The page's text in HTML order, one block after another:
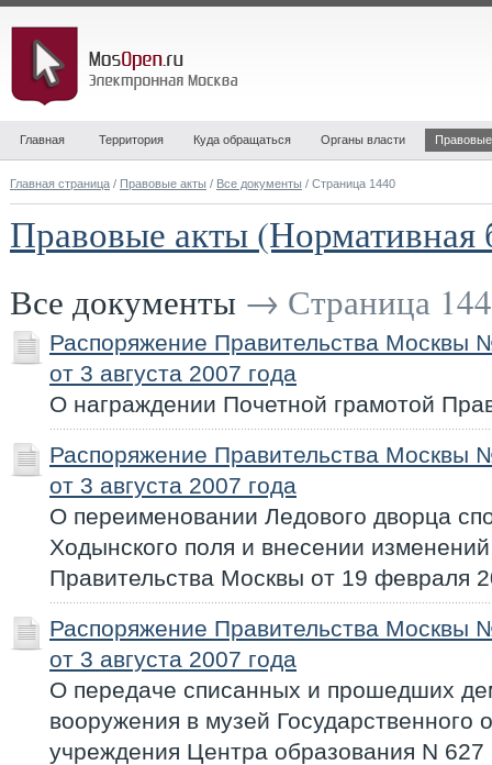
Главная Территория Куда обращаться Органы власти
Главная страница / Правовые акты / Все документы / Страница 1440
Правовые акты (Нормативная
Все документы → Страница
Распоряжение Правительства Москвы
от 3 августа 2007 года
О награждении Почетной грамотой
Распоряжение Правительства Москвы
от 3 августа 2007 года
О переименовании Ледового дворца
Ходынского поля и внесении
Правительства Москвы от 19 февраля
Распоряжение Правительства Москвы
от 3 августа 2007 года
О передаче списанных и прошедших
вооружения в музей Государственного
учреждения Центра образования N 627